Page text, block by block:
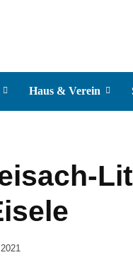
Haus & Verein